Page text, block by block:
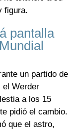
figura.
pantalla
un partido de
el Werder
a los 15
pidió el cambio.
que el astro,